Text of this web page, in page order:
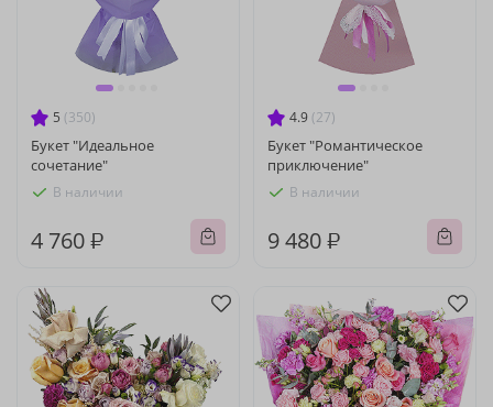
5 (350)
Букет "Идеальное
сочетание"
В наличии
4 760 ₽
4.9 (27)
Букет "Романтическое
приключение"
В наличии
9 480 ₽